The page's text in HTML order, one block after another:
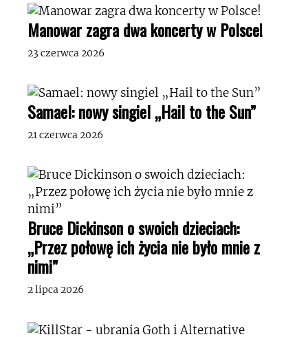
Manowar zagra dwa koncerty w Polsce!
23 czerwca 2026
Samael: nowy singiel „Hail to the Sun”
21 czerwca 2026
Bruce Dickinson o swoich dzieciach:
„Przez połowę ich życia nie było mnie z
nimi”
2 lipca 2026